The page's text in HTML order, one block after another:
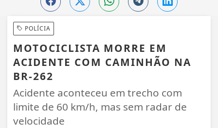
POLÍCIA
MOTOCICLISTA MORRE EM
ACIDENTE COM CAMINHÃO NA
BR-262
Acidente aconteceu em trecho com
limite de 60 km/h, mas sem radar de
velocidade